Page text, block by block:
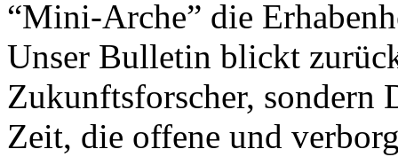
“Mini-Arche” die
Unser Bulletin blickt
Zukunftsforscher, sondern
Zeit, die offene und